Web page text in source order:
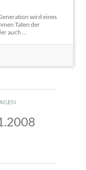
wird eines
Taten der
auch ...